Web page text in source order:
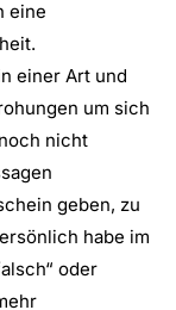
eine
einer Art und
um sich
nicht
geben, zu
habe im
oder